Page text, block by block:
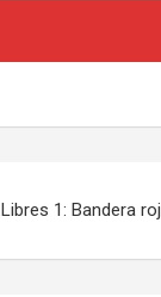
Libres 1: Bandera